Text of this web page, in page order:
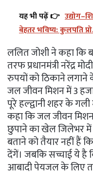
यह भी पढ़ें 👉
बेहतर भविष्य: कुलपति
ललित जोशी ने कहा कि
तरफ प्रधानमंत्री नरेंद्र
रुपयों को ठिकाने लगाने
जल जीवन मिशन में 3
पूरे हल्द्वानी शहर के गली
कहा कि जल जीवन
छुपाने का खेल जिलेभर में
बताने को तैयार नहीं हैं
देंगें। जबकि सच्चाई ये है
आबादी पेयजल के लिए